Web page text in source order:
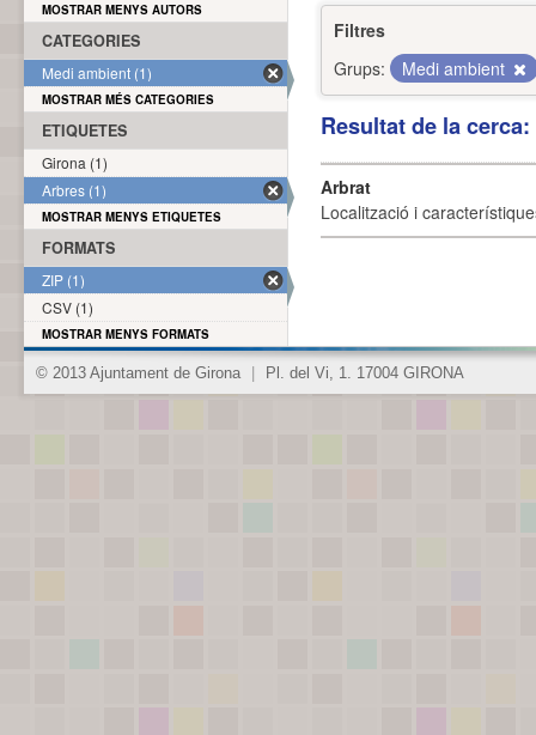
Filtres
Grups:
Medi ambient
Resultat de la
Arbrat
Localització i
MOSTRAR MENYS AUTORS
CATEGORIES
Medi ambient (1)
MOSTRAR MÉS CATEGORIES
ETIQUETES
Girona (1)
Arbres (1)
MOSTRAR MENYS ETIQUETES
FORMATS
ZIP (1)
CSV (1)
MOSTRAR MENYS FORMATS
© 2013 Ajuntament de Girona Pl. del Vi, 1. 17004 GIRONA